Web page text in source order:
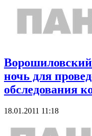
ночь для
обследования
18.01.2011 11:18